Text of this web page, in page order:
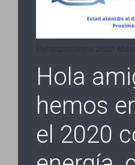
Hola
hemos
el 2020